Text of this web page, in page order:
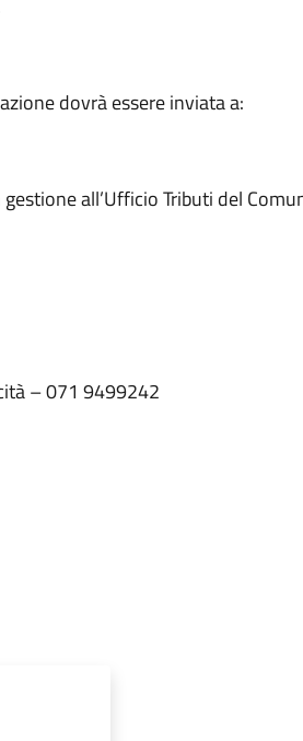
dovrà essere inviata a:
all’Ufficio Tributi del
– 071 9499242